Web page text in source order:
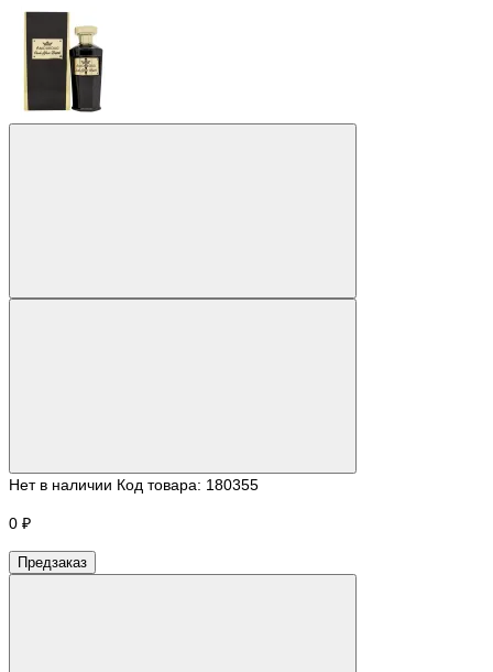
Нет в наличии Код товара: 180355
0 ₽
Предзаказ